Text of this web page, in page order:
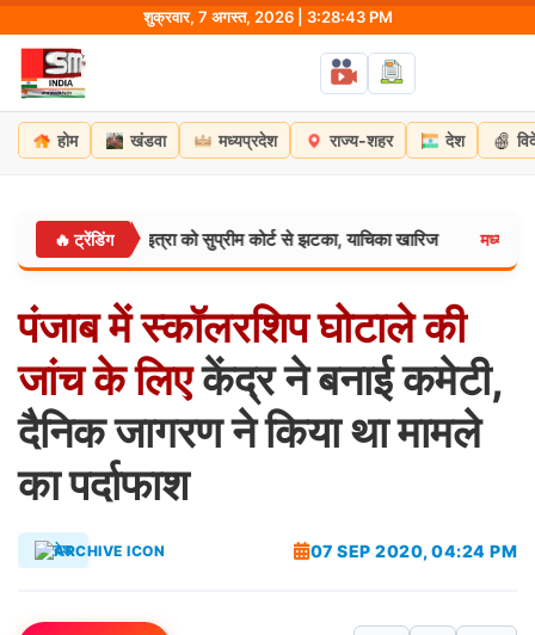
content
शुक्रवार, 7 अगस्त, 2026 | 3:28:44 PM
होम खंडवा मध्यप्रदेश राज्य-शहर देश
🔥 ट्रेंडिंग
महुआ मोइत्रा को सुप्रीम कोर्ट से झटका, याचिका खारिज मध्यप्रदेश:
पंजाबमेंस्कॉलरशिपघोटालेकी
जांचकेलिएकेंद्र ने बनाई कमेटी,
दैनिक जागरण ने किया था मामले
का पर्दाफाश
देश 07 SEP 2020, 04:24 PM